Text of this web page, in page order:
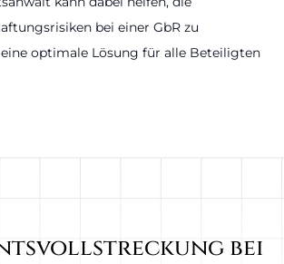
bei einer GbR zu
optimale Lösung für alle Beteiligten
bei